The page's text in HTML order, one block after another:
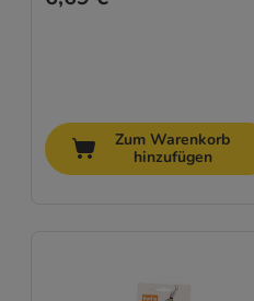
Zum Warenkorb
hinzufügen